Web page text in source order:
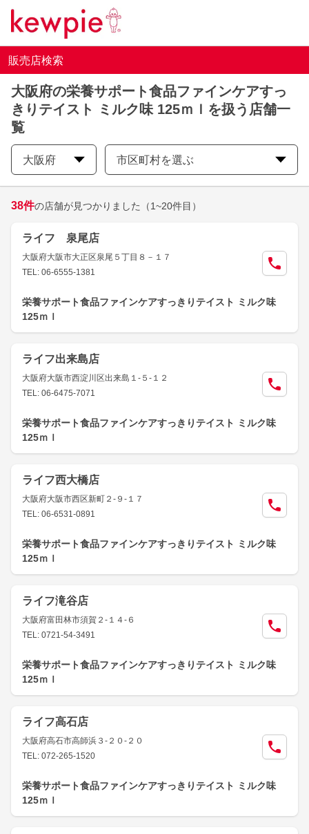
販売店検索
大阪府の栄養サポート食品ファインケアすっ
きりテイスト ミルク味 125ｍｌを扱う店舗一
覧
大阪府 市区町村を選ぶ
38件の店舗が見つかりました （1~20件目）
ライフ 泉尾店
大阪府大阪市大正区泉尾５丁目８－１７
TEL: 06-6555-1381
栄養サポート食品ファインケアすっきりテイスト ミルク味
125ｍｌ
ライフ出来島店
大阪府大阪市西淀川区出来島１-５-１２
TEL: 06-6475-7071
栄養サポート食品ファインケアすっきりテイスト ミルク味
125ｍｌ
ライフ西大橋店
大阪府大阪市西区新町２-９-１７
TEL: 06-6531-0891
栄養サポート食品ファインケアすっきりテイスト ミルク味
125ｍｌ
ライフ滝谷店
大阪府富田林市須賀２-１４-６
TEL: 0721-54-3491
栄養サポート食品ファインケアすっきりテイスト ミルク味
125ｍｌ
ライフ高石店
大阪府高石市高師浜３-２０-２０
TEL: 072-265-1520
栄養サポート食品ファインケアすっきりテイスト ミルク味
125ｍｌ